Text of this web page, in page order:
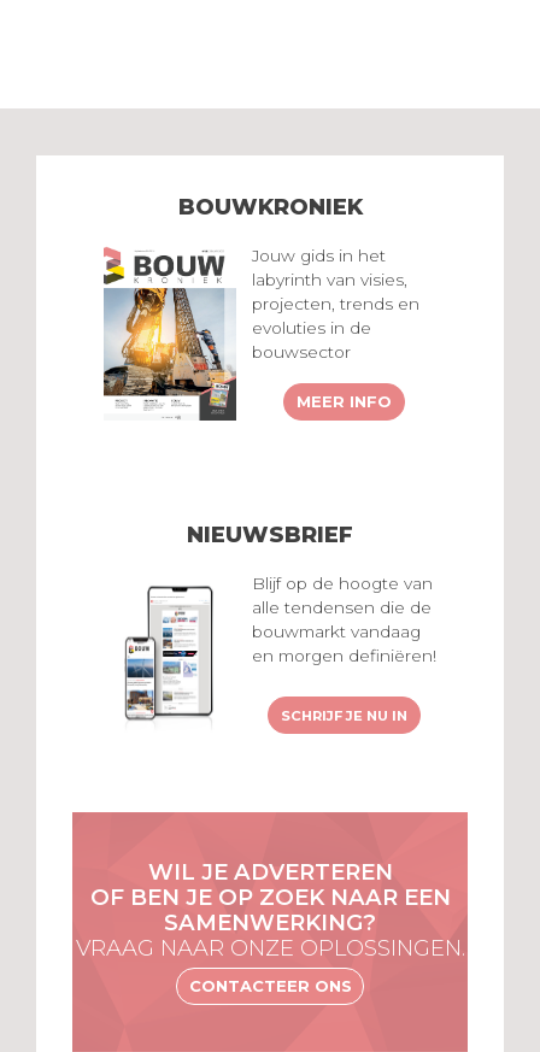
BOUWKRONIEK
Jouw gids in het
labyrinth van visies,
projecten, trends en
evoluties in de
bouwsector
MEER INFO
NIEUWSBRIEF
Blijf op de hoogte van
alle tendensen die de
bouwmarkt vandaag
en morgen definiëren!
SCHRIJF JE NU IN
WIL JE ADVERTEREN
OF BEN JE OP ZOEK NAAR EEN
SAMENWERKING?
VRAAG NAAR ONZE OPLOSSINGEN.
CONTACTEER ONS